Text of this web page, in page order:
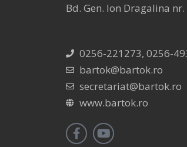
Bd. Gen. Ion Dragalina
0256-221273, 0256-
bartok@bartok.ro
secretariat@bartok.ro
www.bartok.ro